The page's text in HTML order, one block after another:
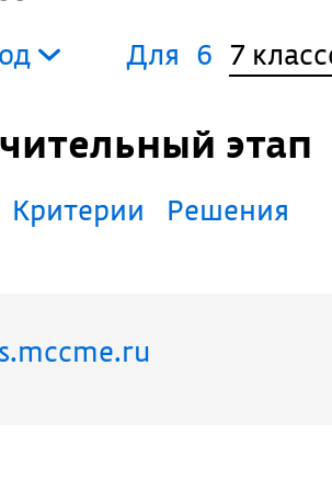
Для 6 7
этап
Критерии Решения